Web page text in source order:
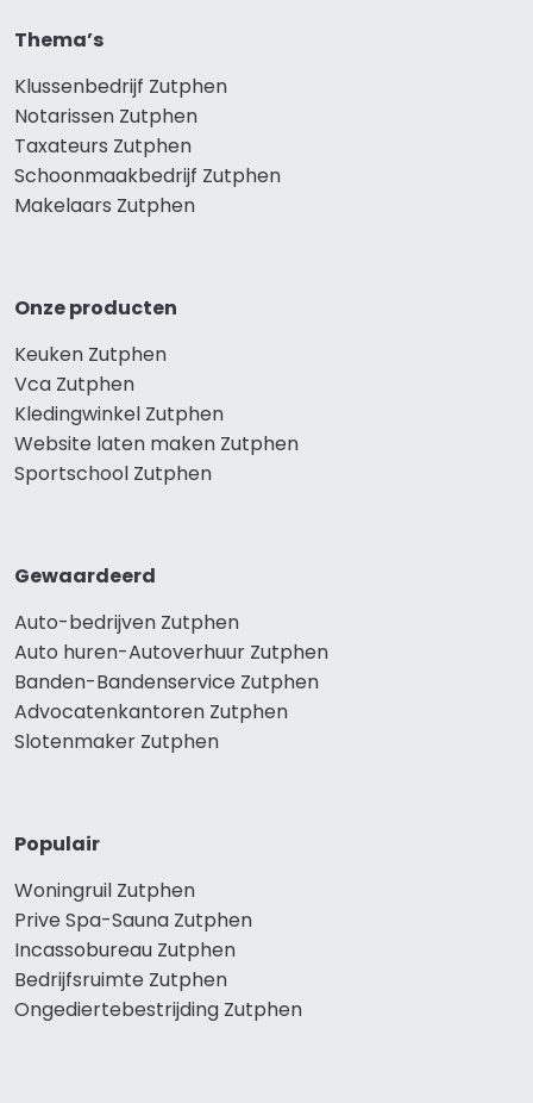
Thema’s
Klussenbedrijf Zutphen
Notarissen Zutphen
Taxateurs Zutphen
Schoonmaakbedrijf Zutphen
Makelaars Zutphen
Onze producten
Keuken Zutphen
Vca Zutphen
Kledingwinkel Zutphen
Website laten maken Zutphen
Sportschool Zutphen
Gewaardeerd
Auto-bedrijven Zutphen
Auto huren-Autoverhuur Zutphen
Banden-Bandenservice Zutphen
Advocatenkantoren Zutphen
Slotenmaker Zutphen
Populair
Woningruil Zutphen
Prive Spa-Sauna Zutphen
Incassobureau Zutphen
Bedrijfsruimte Zutphen
Ongediertebestrijding Zutphen